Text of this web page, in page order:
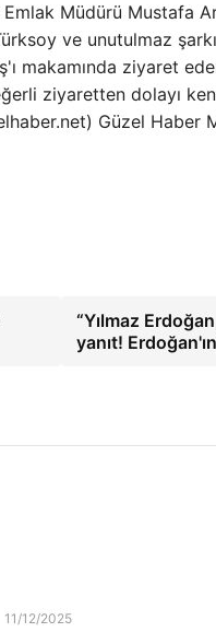
Müdürü Mustafa
ve unutulmaz
makamında ziyaret
ziyaretten dolayı
Güzel Haber
“Yılmaz
yanıt!
11/12/2025